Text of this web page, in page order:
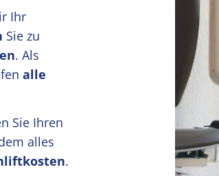
Ihr
Sie zu
. Als
alle
Sie Ihren
alles
.